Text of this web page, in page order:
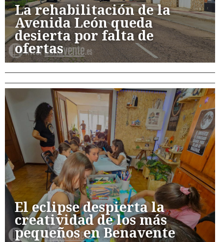
La rehabilitación de la
Avenida León queda
desierta por falta de
ofertas
El eclipse despierta la
creatividad de los más
pequeños en Benavente